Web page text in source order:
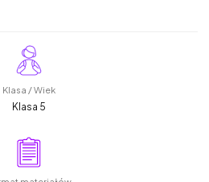
Klasa / Wiek
Klasa 5